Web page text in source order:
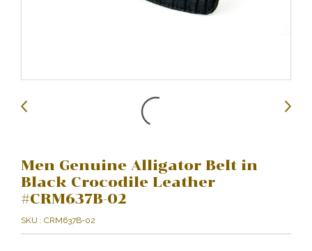
Men Genuine Alligator Belt in
Black Crocodile Leather
#CRM637B-02
SKU : CRM637B-02